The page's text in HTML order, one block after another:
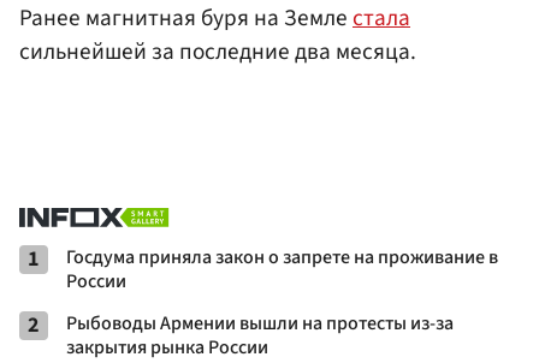
Ранее магнитная буря на Землестала
сильнейшей за последние два месяца.
1
Госдума приняла закон о запрете на проживание в
России
2
Рыбоводы Армении вышли на протесты из-за
закрытия рынка России